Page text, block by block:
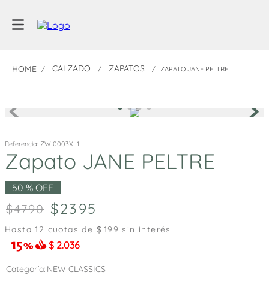
CALZADO ZAPATOS ZAPATO JANE PELTRE
Referencia: ZWI0003XL1
Zapato JANE PELTRE
50 % OFF
4790 2395
Hasta12 cuotas de $ 199 sin interés
$ 2.036
Categoría NEW CLASSICS